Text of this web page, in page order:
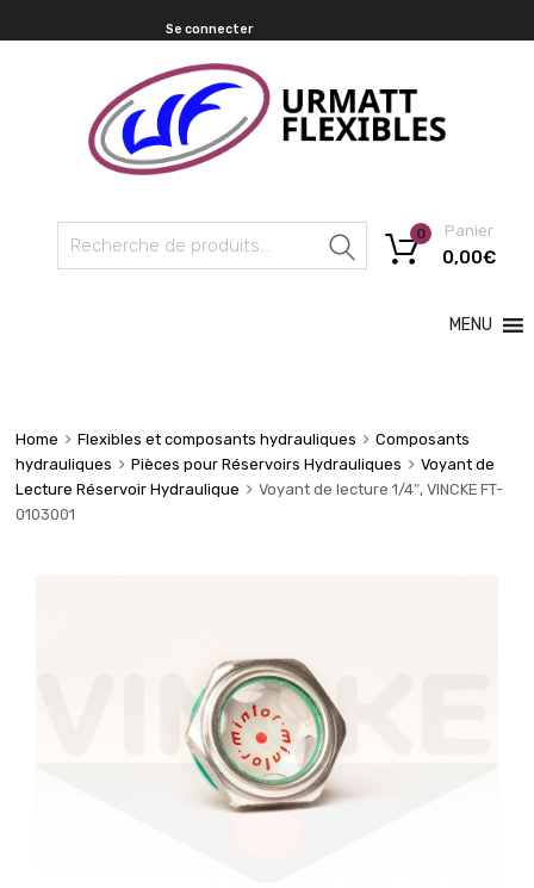
Se connecter
Recherche
Panier
0,00€
0
MENU
Home Flexibles et composants hydrauliques
Composants
hydrauliques
Pièces pour Réservoirs Hydrauliques
Voyant de
Lecture Réservoir Hydraulique
Voyant de lecture 1/4″, VINCKE FT-
0103001